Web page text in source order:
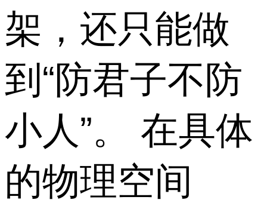
架，还只能做
到“防君子不防
小人”。 在具体
的物理空间